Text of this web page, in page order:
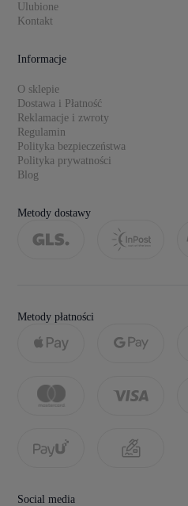
Ulubione
Kontakt
Informacje
O sklepie
Dostawa i Płatność
Reklamacje i zwroty
Regulamin
Polityka bezpieczeństwa
Polityka prywatności
Blog
Metody dostawy
Metody płatności
Social media